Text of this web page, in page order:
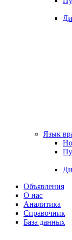
Язык
Объявления
О нас
Аналитика
Справочник
База данных